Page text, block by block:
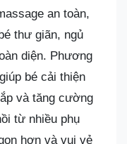
an toàn,
thư giãn, ngủ
diện. Phương
bé cải thiện
và tăng cường
từ nhiều phụ
hơn và vui vẻ